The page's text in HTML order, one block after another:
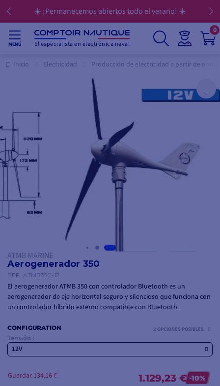
☀️ ¡Permanecemos abiertos todo el verano! ☀️
MENÚ El especialista en electrónica naval
0
Inicio Electricidad Producción de electricidad a partir de
ATMB MARINE
Aerogenerador 350
REF. ATMB350-12
El aerogenerador ATMB 350 con controlador Bluetooth es un
aerogenerador de eje horizontal seguro y silencioso que funciona con
un controlador híbrido externo compatible con Bluetooth.
CONFIGURATION
Tensión :
12V
2 OPCIONES POSIBLES
1.129,23 € -10%
Guardar 134,16 €